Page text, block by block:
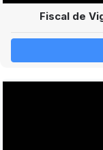
Fiscal de